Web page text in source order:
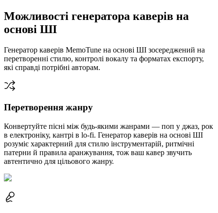
Можливості генератора каверів на
основі ШІ
Генератор каверів MemoTune на основі ШІ зосереджений на
перетворенні стилю, контролі вокалу та форматах експорту,
які справді потрібні авторам.
Перетворення жанру
Конвертуйте пісні між будь-якими жанрами — поп у джаз, рок
в електроніку, кантрі в lo-fi. Генератор каверів на основі ШІ
розуміє характерний для стилю інструментарій, ритмічні
патерни й правила аранжування, тож ваш кавер звучить
автентично для цільового жанру.